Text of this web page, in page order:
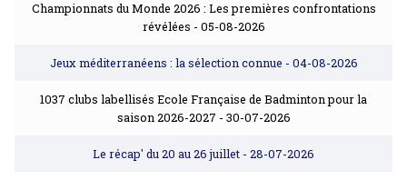
Championnats du Monde 2026 : Les premières confrontations
révélées - 05-08-2026
Jeux méditerranéens : la sélection connue - 04-08-2026
1037 clubs labellisés Ecole Française de Badminton pour la
saison 2026-2027 - 30-07-2026
Le récap' du 20 au 26 juillet - 28-07-2026